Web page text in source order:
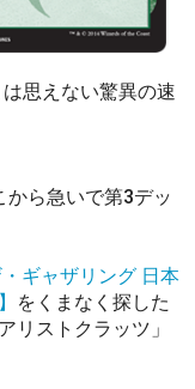
思えない驚異の速
ら急いで第3デッ
・ギャザリング 日本
をくまなく探した
リストクラッツ」